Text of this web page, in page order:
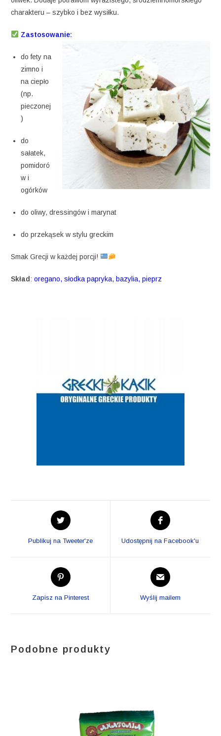
charakteru – szybko i bez wysiłku.
Zastosowanie:
do fety na
zimno i
na ciepło
(np.
pieczonej
)
do
sałatek,
pomidoró
w i
ogórków
do oliwy, dressingów i marynat
do przekąsek w stylu greckim
Smak Grecji w każdej porcji!
Skład :oregano, słodka papryka, bazylia, pieprz
Opens
in
new
Publikuj na Tweeter'ze
Opens
in
new
Udostępnij na Facebook'u
Opens
in
Zapisz na Pinterest
Opens
in
new
Wyślij mailem
Podobne produkty